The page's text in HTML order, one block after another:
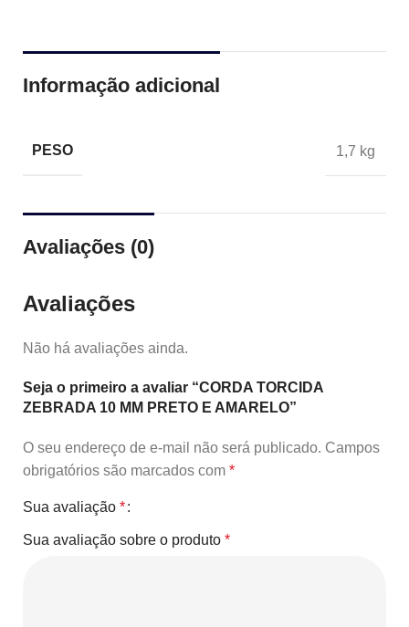
Informação adicional
PESO 1,7 kg
Avaliações (0)
Avaliações
Não há avaliações ainda.
Seja o primeiro a avaliar “CORDA TORCIDA
ZEBRADA 10 MM PRETO E AMARELO”
O seu endereço de e-mail não será publicado. Campos
obrigatórios são marcados com *
Sua avaliação *
Sua avaliação sobre o produto *